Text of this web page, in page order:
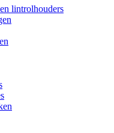
lintrolhouders